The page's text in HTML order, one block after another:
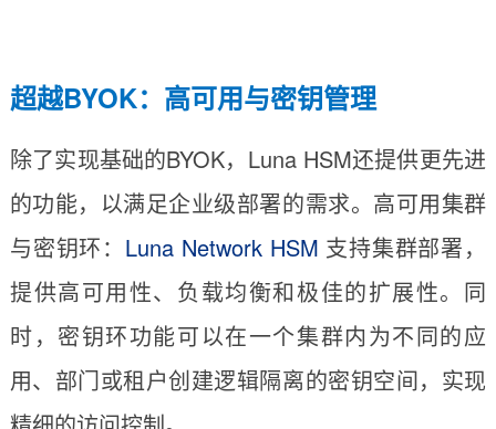
超越BYOK：高可用与密钥管理
除了实现基础的BYOK，Luna HSM还提供更先进
的功能，以满足企业级部署的需求。高可用集群
与密钥环： Luna Network HSM 支持集群部署，
提供高可用性、负载均衡和极佳的扩展性。同
时，密钥环功能可以在一个集群内为不同的应
用、部门或租户创建逻辑隔离的密钥空间，实现